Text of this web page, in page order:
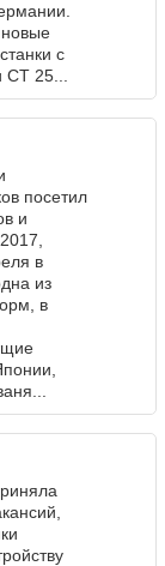
новые
с
25...
посетил
и
в
из
в